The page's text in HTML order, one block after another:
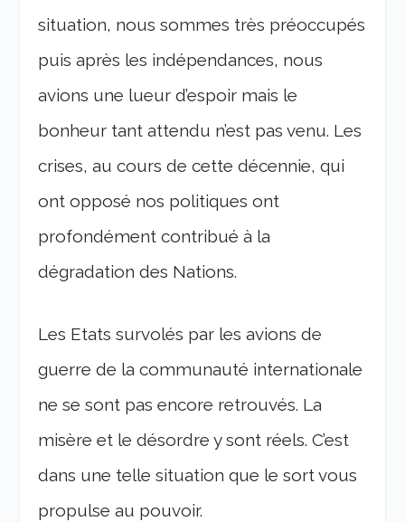
situation, nous sommes très préoccupés
puis après les indépendances, nous
avions une lueur d’espoir mais le
bonheur tant attendu n’est pas venu. Les
crises, au cours de cette décennie, qui
ont opposé nos politiques ont
profondément contribué à la
dégradation des Nations.
Les Etats survolés par les avions de
guerre de la communauté internationale
ne se sont pas encore retrouvés. La
misère et le désordre y sont réels. C’est
dans une telle situation que le sort vous
propulse au pouvoir.